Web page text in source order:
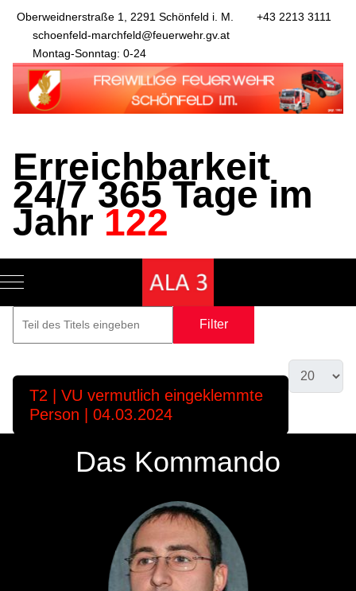
Oberweidnerstraße 1, 2291 Schönfeld i. M.
+43 2213 3111
schoenfeld-marchfeld@feuerwehr.gv.at
Montag-Sonntag: 0-24
Erreichbarkeit
24/7 365 Tage im
Jahr122
Mobile Menu Toggle
Filter
T2 | VU vermutlich eingeklemmte
Person | 04.03.2024
Das Kommando